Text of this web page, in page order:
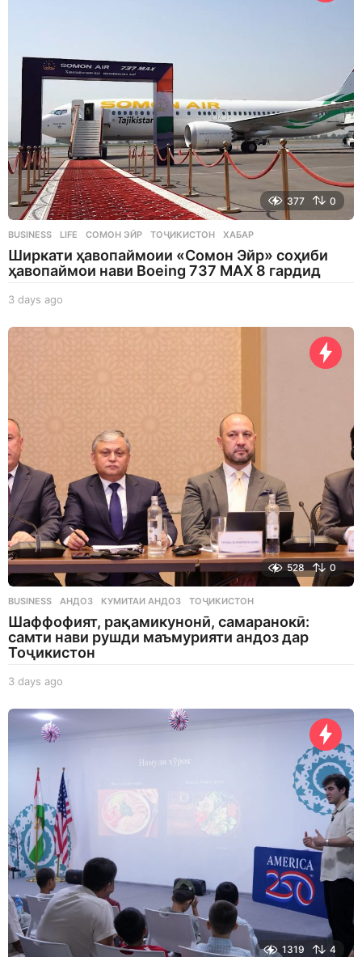
377 0
BUSINESS ,LIFE СОМОН ЭЙР ,ТОҶИКИСТОН ,ХАБАР
Ширкати ҳавопаймоии «Сомон Эйр» соҳиби
ҳавопаймои нави Boeing 737 MAX 8 гардид
3 days ago
a
528 0
BUSINESS АНДОЗ ,КУМИТАИ АНДОЗ ,ТОҶИКИСТОН
Шаффофият, рақамикунонӣ, самаранокӣ:
самти нави рушди маъмурияти андоз дар
Тоҷикистон
3 days ago
a
g
o
1319 4